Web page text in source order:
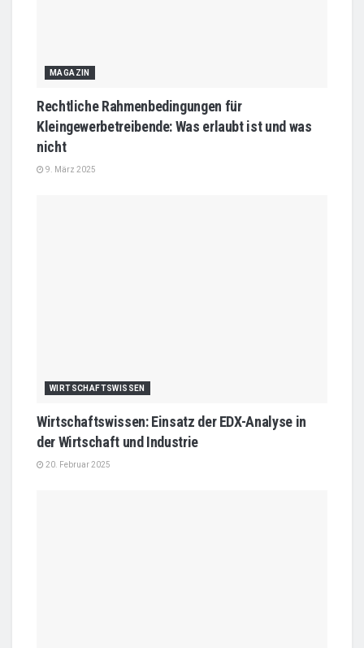
MAGAZIN
Rechtliche Rahmenbedingungen für
Kleingewerbetreibende: Was erlaubt ist und was
nicht
9. März 2025
WIRTSCHAFTSWISSEN
Wirtschaftswissen: Einsatz der EDX-Analyse in
der Wirtschaft und Industrie
20. Februar 2025